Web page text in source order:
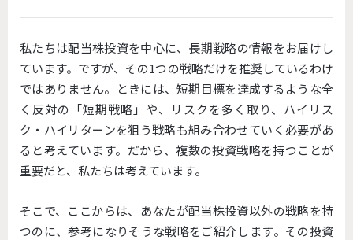
私たちは配当株投資を中心に、長期戦略の情報をお届けし
ています。ですが、その1つの戦略だけを推奨しているわけ
ではありません。ときには、短期目標を達成するような全
く反対の「短期戦略」や、リスクを多く取り、ハイリス
ク・ハイリターンを狙う戦略も組み合わせていく必要があ
ると考えています。だから、複数の投資戦略を持つことが
重要だと、私たちは考えています。
そこで、ここからは、あなたが配当株投資以外の戦略を持
つのに、参考になりそうな戦略をご紹介します。その投資